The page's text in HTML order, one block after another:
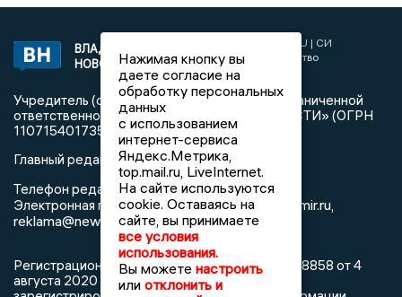
ВЛАДИМИРСКИЕ
НОВОСТИ
2017 © NEWSVLADIMIR.RU | СИ
«Информационное агентство
Владимирские новости»
Учредитель (соучредители): Общество с ограниченной
ответственностью «РЕГИОНАЛЬНЫЕ НОВОСТИ» (ОГРН
1107154017354)
Главный редактор: Мазов С. А.
Телефон редакции:8 (4922) 666916
Электронная почта редакции:info@newsvladimir.ru,
reklama@newsvladimir.ru
Регистрационный номер: серия Эл № ФС77-78858 от 4
августа 2020 г. согласно выписке из реестра
Нажимая кнопку вы
даете согласие на
обработку персональных
данных
с использованием
интернет-сервиса
Яндекс.Метрика,
top.mail.ru, LiveInternet.
На сайте используются
cookie. Оставаясь на
сайте, вы принимаете
все условия
использования.
Вы можете настроить
или отклонить и